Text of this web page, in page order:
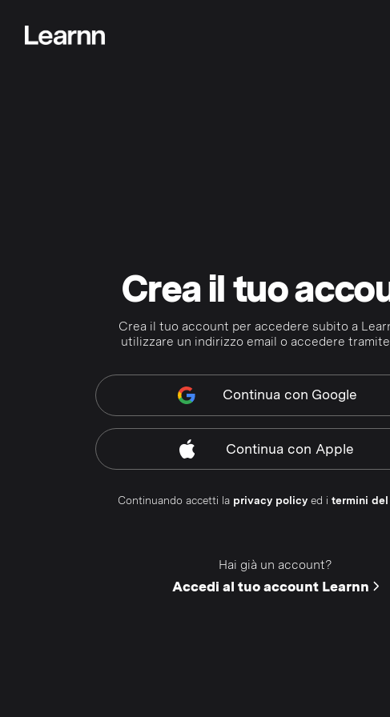
Crea il tuo
Crea il tuo account per accedere subito a
utilizzare un indirizzo email o accedere
Continua con Google
Continua con Apple
Continuando accetti la privacy policyed i termini
Hai già un account?
Accedi al tuo account Learnn